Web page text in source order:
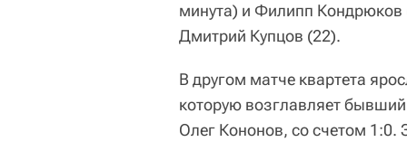
минута) и Филипп Кондрюков
Дмитрий Купцов (22).
В другом матче квартета
которую возглавляет
Олег Кононов, со счетом